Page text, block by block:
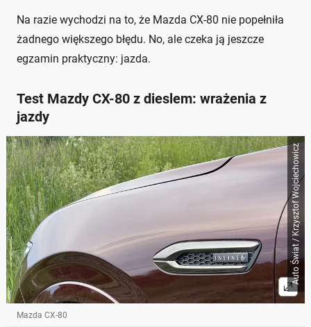
Na razie wychodzi na to, że Mazda CX-80 nie popełniła
żadnego większego błędu. No, ale czeka ją jeszcze
egzamin praktyczny: jazda.
Test Mazdy CX-80 z dieslem: wrażenia z
jazdy
Auto Świat / Krzysztof Wojciechowicz
Mazda CX-80